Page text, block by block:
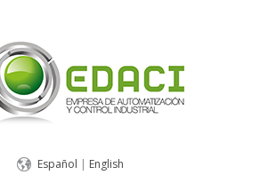
Español | English